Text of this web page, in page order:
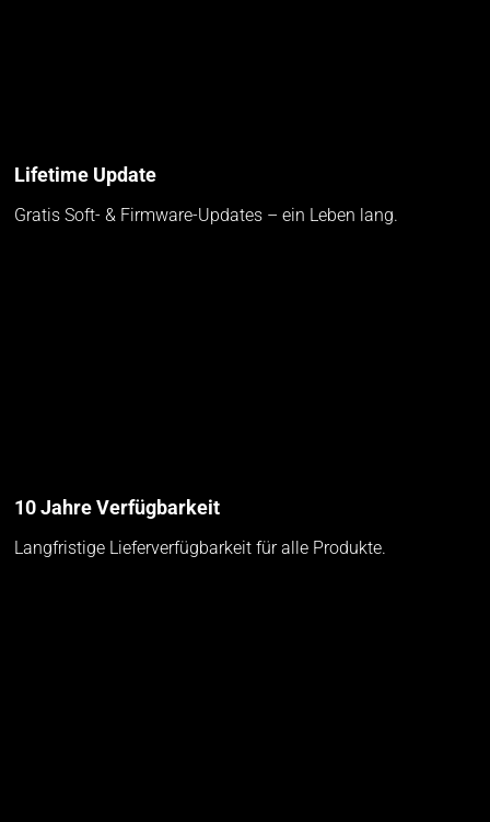
Lifetime Update
Gratis Soft- & Firmware-Updates – ein Leben lang.
10 Jahre Verfügbarkeit
Langfristige Lieferverfügbarkeit für alle Produkte.